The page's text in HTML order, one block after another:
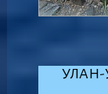
УЛАН-